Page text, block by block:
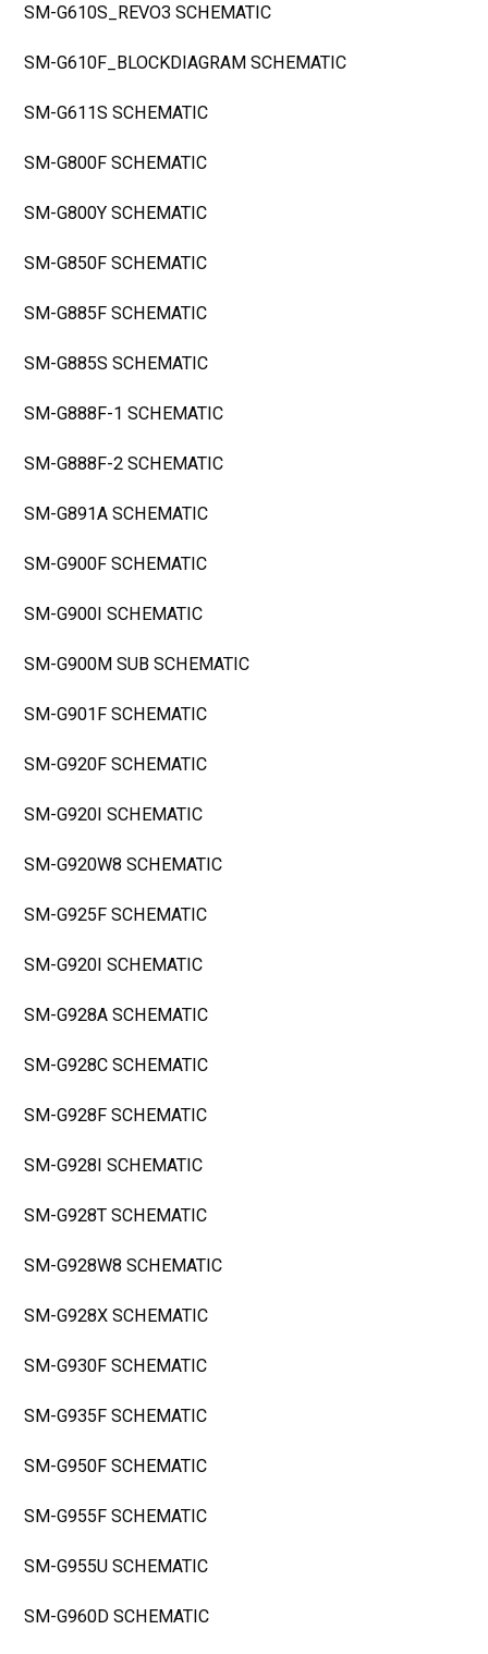
SM-G610S_REVO3 SCHEMATIC
SM-G610F_BLOCKDIAGRAM SCHEMATIC
SM-G611S SCHEMATIC
SM-G800F SCHEMATIC
SM-G800Y SCHEMATIC
SM-G850F SCHEMATIC
SM-G885F SCHEMATIC
SM-G885S SCHEMATIC
SM-G888F-1 SCHEMATIC
SM-G888F-2 SCHEMATIC
SM-G891A SCHEMATIC
SM-G900F SCHEMATIC
SM-G900I SCHEMATIC
SM-G900M SUB SCHEMATIC
SM-G901F SCHEMATIC
SM-G920F SCHEMATIC
SM-G920I SCHEMATIC
SM-G920W8 SCHEMATIC
SM-G925F SCHEMATIC
SM-G920I SCHEMATIC
SM-G928A SCHEMATIC
SM-G928C SCHEMATIC
SM-G928F SCHEMATIC
SM-G928I SCHEMATIC
SM-G928T SCHEMATIC
SM-G928W8 SCHEMATIC
SM-G928X SCHEMATIC
SM-G930F SCHEMATIC
SM-G935F SCHEMATIC
SM-G950F SCHEMATIC
SM-G955F SCHEMATIC
SM-G955U SCHEMATIC
SM-G960D SCHEMATIC